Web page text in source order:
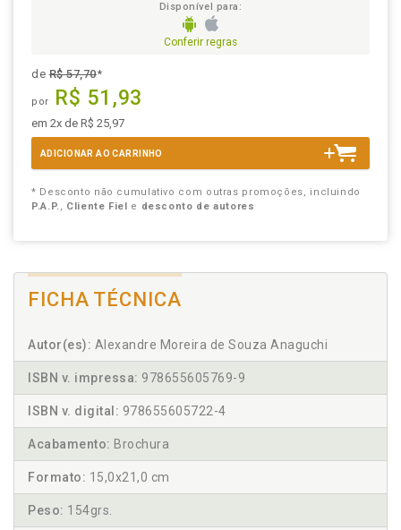
Disponível para:
Conferir regras
deR$ 57,70*
por R$ 51,93
em 2x de R$ 25,97
ADICIONAR AO CARRINHO
* Desconto não cumulativo com outras promoções, incluindo
P.A.P., Cliente Fiel e desconto de autores
FICHA TÉCNICA
Autor(es): Alexandre Moreira de Souza Anaguchi
ISBN v. impressa: 978655605769-9
ISBN v. digital: 978655605722-4
Acabamento: Brochura
Formato: 15,0x21,0 cm
Peso: 154grs.